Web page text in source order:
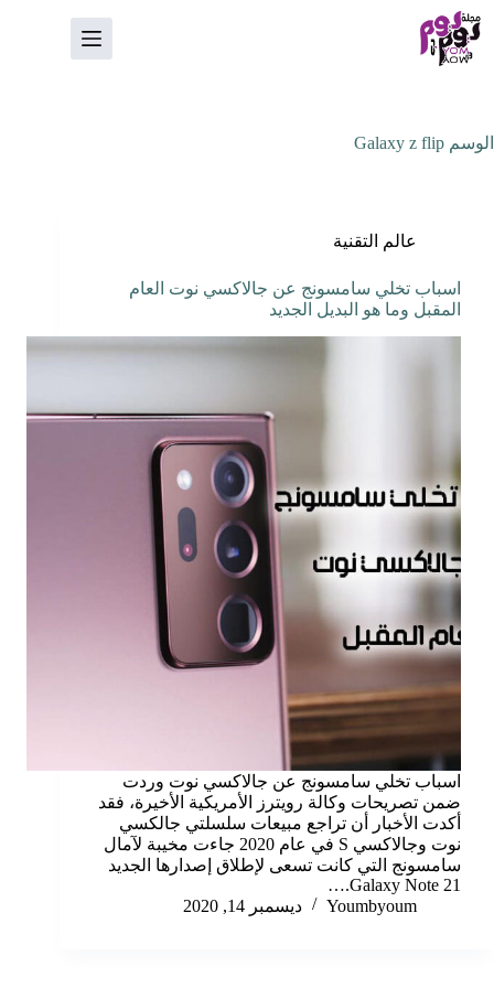
التجاوز
إلى
المحتوى
الوسم
عالم التقنية
اسباب تخلي سامسونج عن جالاكسي نوت العام
المقبل وما هو البديل الجديد
اسباب تخلي سامسونج عن جالاكسي نوت وردت
ضمن تصريحات وكالة رويترز الأمريكية الأخيرة، فقد
أكدت الأخبار أن تراجع مبيعات سلسلتي جالكسي
نوت وجالاكسي S في عام 2020 جاءت مخيبة لآمال
سامسونج التي كانت تسعى لإطلاق إصدارها الجديد
Galaxy Note 21.…
Youmbyoum
ديسمبر 14, 2020